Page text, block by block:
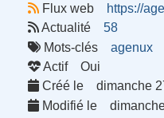
Flux web
https://
Actualité
58
Mots-clés
agenux
Actif
Oui
Créé le
dimanche
Modifié le